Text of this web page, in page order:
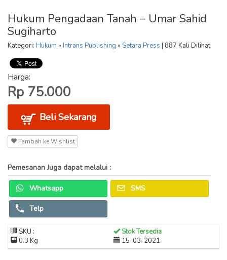
Hukum Pengadaan Tanah – Umar Sahid
Sugiharto
Kategori: Hukum » Intrans Publishing » Setara Press | 887 Kali Dilihat
Harga:
Rp 75.000
Beli Sekarang
Tambah ke Wishlist
Pemesanan Juga dapat melalui :
Whatsapp SMS
Telp
SKU :
Stok Tersedia
0.3 Kg
15-03-2021